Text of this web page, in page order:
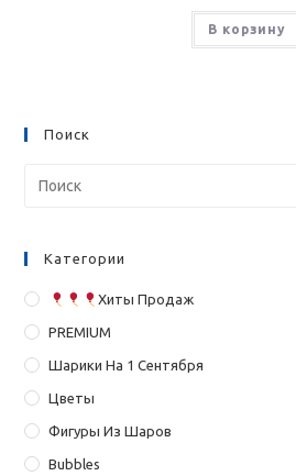
В корзину
Поиск
Категории
Хиты Продаж
PREMIUM
Шарики На 1 Сентября
Цветы
Фигуры Из Шаров
Bubbles